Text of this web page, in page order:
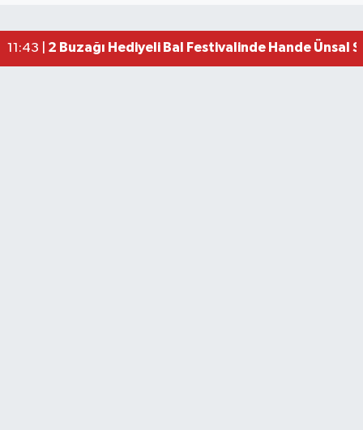
11:43 | 2 Buzağı Hediyeli Bal Festivalinde Hande Ünsal